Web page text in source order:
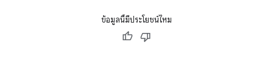
ข้อมูลนี้มีประโยชน์ไหม